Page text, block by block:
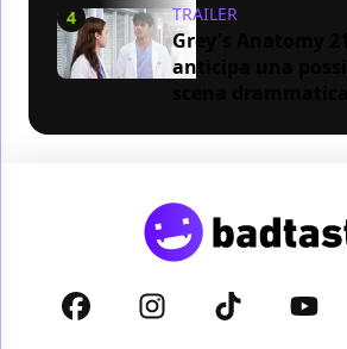
4 TRAILER
Grey's Anatomy
anticipa una